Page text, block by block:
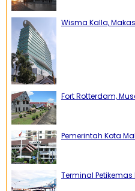
Wisma Kalla,
Fort Rotterdam,
Pemerintah Kota
Terminal